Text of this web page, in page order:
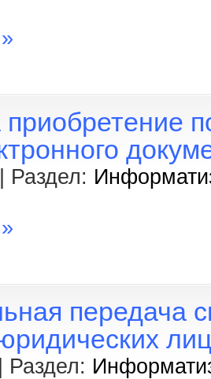
приобретение
Раздел:
передача
Раздел: